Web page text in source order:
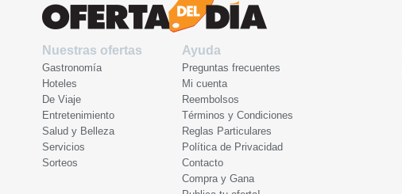
Nuestras ofertas
Gastronomía
Hoteles
De Viaje
Entretenimiento
Salud y Belleza
Servicios
Sorteos
Ayuda
Preguntas frecuentes
Mi cuenta
Reembolsos
Términos y Condiciones
Reglas Particulares
Política de Privacidad
Contacto
Compra y Gana